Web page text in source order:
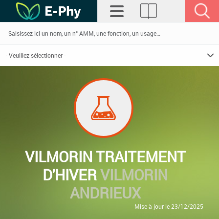
VILMORIN TRAITEMENT
D'HIVERVILMORIN
ANDRIEUX
Mise à jour le 23/12/2025